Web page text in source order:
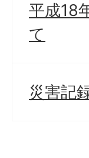
平成18
て
災害記